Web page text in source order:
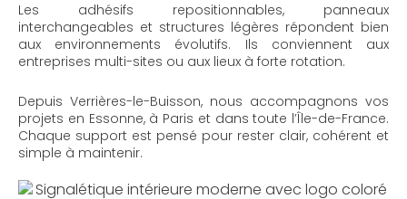
Les adhésifs repositionnables, panneaux
interchangeables et structures légères répondent bien
aux environnements évolutifs. Ils conviennent aux
entreprises multi-sites ou aux lieux à forte rotation.
Depuis Verrières-le-Buisson, nous accompagnons vos
projets en Essonne, à Paris et dans toute l’Île-de-France.
Chaque support est pensé pour rester clair, cohérent et
simple à maintenir.